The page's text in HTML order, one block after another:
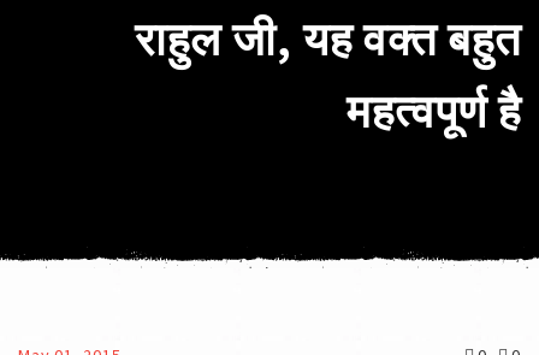
राहुल जी, यह वक्‍त बहुत
महत्‍वपूर्ण है